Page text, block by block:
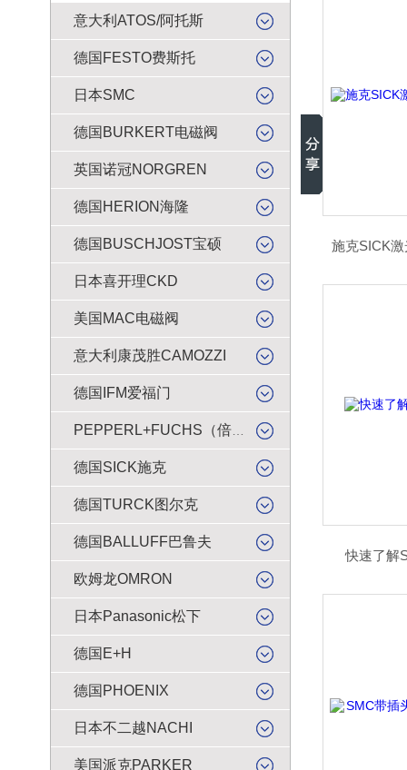
意大利ATOS/阿托斯
德国FESTO费斯托
日本SMC
德国BURKERT电磁阀
英国诺冠NORGREN
德国HERION海隆
德国BUSCHJOST宝硕
日本喜开理CKD
美国MAC电磁阀
意大利康茂胜CAMOZZI
德国IFM爱福门
德国SICK施克
德国TURCK图尔克
德国BALLUFF巴鲁夫
欧姆龙OMRON
日本Panasonic松下
德国E+H
德国PHOENIX
日本不二越NACHI
美国派克PARKER
施克SICK
快速了解